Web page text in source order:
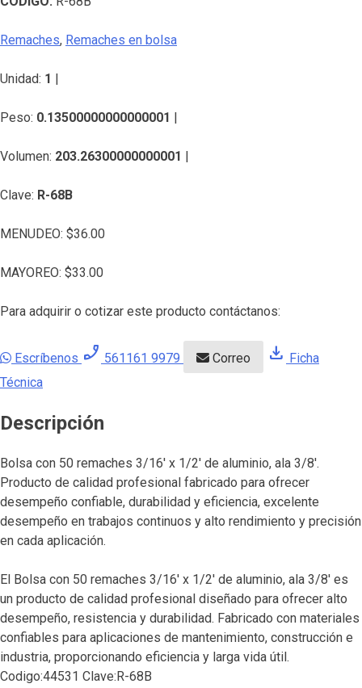
Remaches, Remaches en bolsa
Unidad: 1 |
Peso: 0.13500000000000001 |
Volumen: 203.26300000000001 |
Clave: R-68B
MENUDEO: $36.00
MAYOREO: $33.00
Para adquirir o cotizar este producto contáctanos:
Escríbenos phone_enabled 561161 9979 Correo download Ficha
Técnica
Descripción
Bolsa con 50 remaches 3/16′ x 1/2′ de aluminio, ala 3/8′.
Producto de calidad profesional fabricado para ofrecer
desempeño confiable, durabilidad y eficiencia, excelente
desempeño en trabajos continuos y alto rendimiento y precisión
en cada aplicación.
El Bolsa con 50 remaches 3/16′ x 1/2′ de aluminio, ala 3/8′ es
un producto de calidad profesional diseñado para ofrecer alto
desempeño, resistencia y durabilidad. Fabricado con materiales
confiables para aplicaciones de mantenimiento, construcción e
industria, proporcionando eficiencia y larga vida útil.
Codigo:44531 Clave:R-68B